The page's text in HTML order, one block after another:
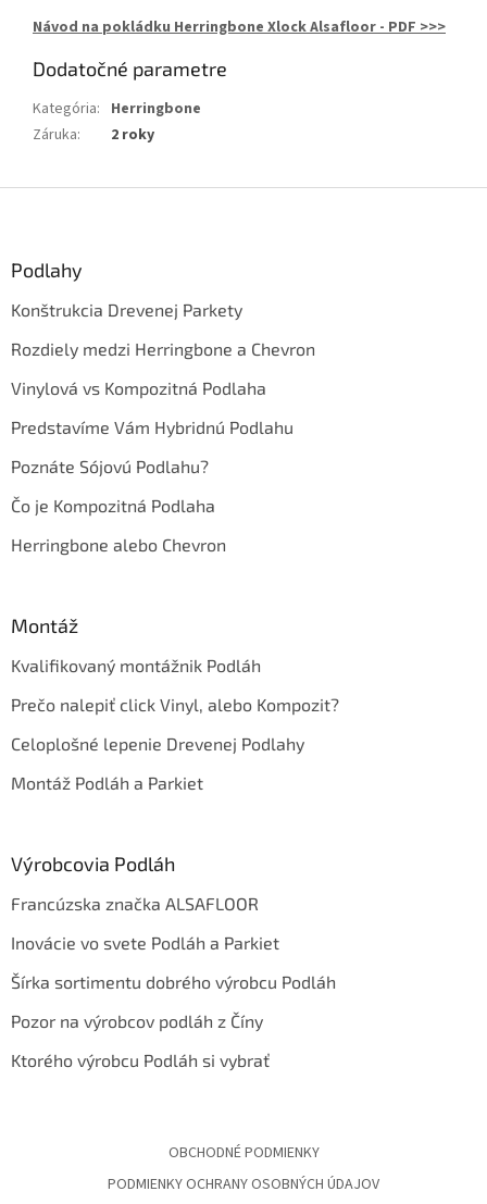
Návod na pokládku Herringbone Xlock Alsafloor - PDF >>>
Dodatočné parametre
Kategória: Herringbone
Záruka: 2 roky
Podlahy
Konštrukcia Drevenej Parkety
Rozdiely medzi Herringbone a Chevron
Vinylová vs Kompozitná Podlaha
Predstavíme Vám Hybridnú Podlahu
Poznáte Sójovú Podlahu?
Čo je Kompozitná Podlaha
Herringbone alebo Chevron
Montáž
Kvalifikovaný montážnik Podláh
Prečo nalepiť click Vinyl, alebo Kompozit?
Celoplošné lepenie Drevenej Podlahy
Montáž Podláh a Parkiet
Výrobcovia Podláh
Francúzska značka ALSAFLOOR
Inovácie vo svete Podláh a Parkiet
Šírka sortimentu dobrého výrobcu Podláh
Pozor na výrobcov podláh z Číny
Ktorého výrobcu Podláh si vybrať
OBCHODNÉ PODMIENKY
PODMIENKY OCHRANY OSOBNÝCH ÚDAJOV